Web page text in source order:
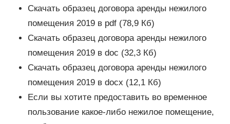
Скачать образец договора аренды нежилого
помещения 2019 в pdf (78,9 Кб)
Скачать образец договора аренды нежилого
помещения 2019 в doc (32,3 Кб)
Скачать образец договора аренды нежилого
помещения 2019 в docx (12,1 Кб)
Если вы хотите предоставить во временное
пользование какое-либо нежилое помещение,